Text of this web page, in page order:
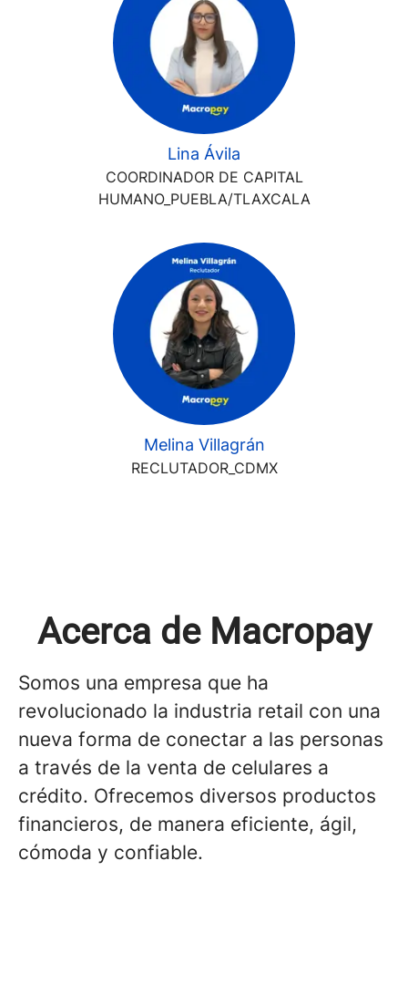
Lina Ávila
COORDINADOR DE CAPITAL
HUMANO_PUEBLA/TLAXCALA
Melina Villagrán
RECLUTADOR_CDMX
Acerca de Macropay
Somos una empresa que ha
revolucionado la industria retail con una
nueva forma de conectar a las personas
a través de la venta de celulares a
crédito. Ofrecemos diversos productos
financieros, de manera eficiente, ágil,
cómoda y confiable.